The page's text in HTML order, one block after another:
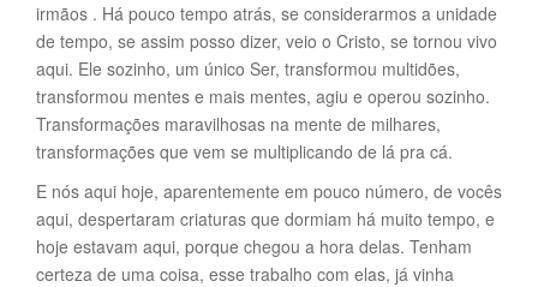
irmãos . Há pouco tempo atrás, se considerarmos a unidade
de tempo, se assim posso dizer, veio o Cristo, se tornou vivo
aqui. Ele sozinho, um único Ser, transformou multidões,
transformou mentes e mais mentes, agiu e operou sozinho.
Transformações maravilhosas na mente de milhares,
transformações que vem se multiplicando de lá pra cá.
E nós aqui hoje, aparentemente em pouco número, de vocês
aqui, despertaram criaturas que dormiam há muito tempo, e
hoje estavam aqui, porque chegou a hora delas. Tenham
certeza de uma coisa, esse trabalho com elas, já vinha